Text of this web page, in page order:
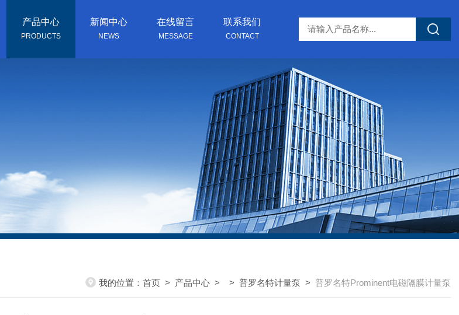
产品中心
PRODUCTS
新闻中心
NEWS
在线留言
MESSAGE
联系我们
CONTACT
我的位置： 首页 > 产品中心 > > 普罗名特计量泵 > 普罗名特Prominent电磁隔膜计量泵